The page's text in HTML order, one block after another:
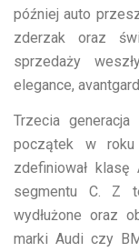
później auto
zderzak oraz
sprzedaży
elegance,
Trzecia
początek w roku
zdefiniował
segmentu C. Z
wydłużone oraz
marki Audi czy